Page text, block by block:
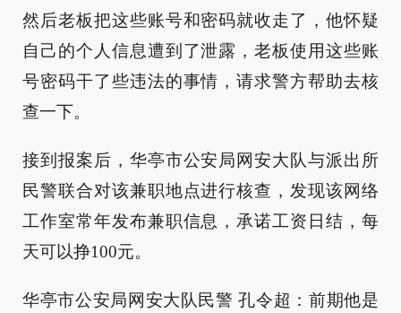
然后老板把这些账号和密码就收走了，他怀疑
自己的个人信息遭到了泄露，老板使用这些账
号密码干了些违法的事情，请求警方帮助去核
查一下。
接到报案后，华亭市公安局网安大队与派出所
民警联合对该兼职地点进行核查，发现该网络
工作室常年发布兼职信息，承诺工资日结，每
天可以挣100元。
华亭市公安局网安大队民警 孔令超：前期他是